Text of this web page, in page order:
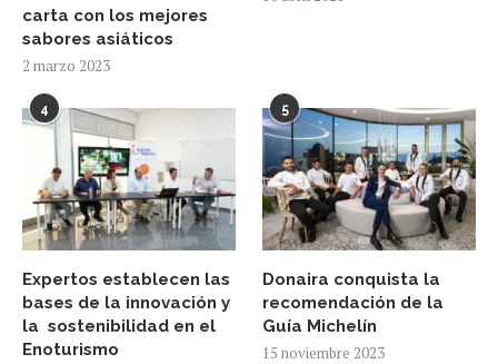
carta con los mejores
sabores asiáticos
2 marzo 2023
4
Expertos establecen las
bases de la innovación y
la sostenibilidad en el
Enoturismo
5
Donaira conquista la
recomendación de la
Guía Michelín
15 noviembre 2023